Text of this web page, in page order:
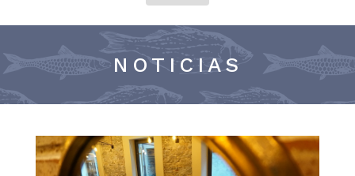
navigation
NOTICIAS